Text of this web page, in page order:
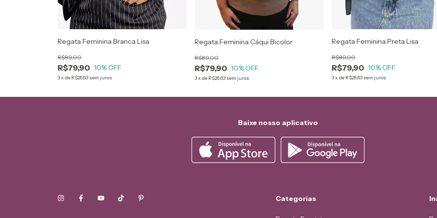
Regata Feminina Branca Lisa
R$79,90
R$89,00
10% OFF
3x de R$26,63 sem juros
Regata Feminina Cáqui Bicolor
R$79,90
R$89,00
10% OFF
3x de R$26,63 sem juros
Regata Feminina Preta Lisa
R$79,90
R$89,00
10% OFF
3x de R$26,63 sem juros
Baixe nosso aplicativo
Categorias